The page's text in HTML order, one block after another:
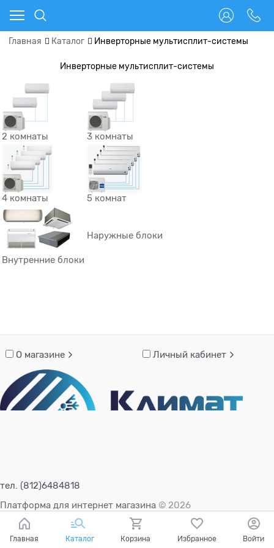
Главная Каталог Инверторные мультисплит-системы
Инверторные мультисплит-системы
2 комнаты 3 комнаты
4 комнаты 5 комнат
Внутренние блоки
Наружные блоки
О магазине Личный кабинет
тел. (812)6484818
Платформа для интернет магазина © 2026
Главная Каталог Корзина Избранное Войти